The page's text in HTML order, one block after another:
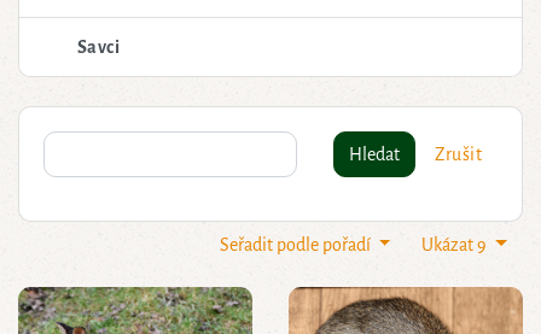
Savci
Hledat Zrušit
Ukázat 9
Seřadit podle pořadí